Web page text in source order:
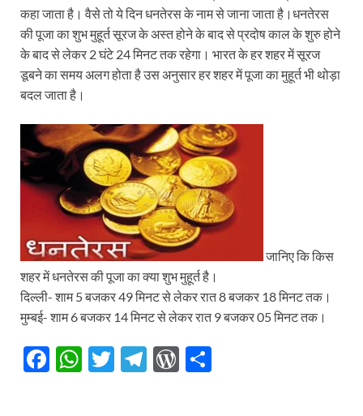
कहा जाता है। वैसे तो ये दिन धनतेरस के नाम से जाना जाता है।धनतेरस
की पूजा का शुभ मुहूर्त सूरज के अस्त होने के बाद से प्रदोष काल के शुरु होने
के बाद से लेकर 2 घंटे 24 मिनट तक रहेगा। भारत के हर शहर में सूरज
डूबने का समय अलग होता है उस अनुसार हर शहर में पूजा का मुहूर्त भी थोड़ा
बदल जाता है।
जानिए कि किस
शहर में धनतेरस की पूजा का क्या शुभ मुहूर्त है।
दिल्ली- शाम 5 बजकर 49 मिनट से लेकर रात 8 बजकर 18 मिनट तक।
मुम्बई- शाम 6 बजकर 14 मिनट से लेकर रात 9 बजकर 05 मिनट तक।
F
W T
T
W